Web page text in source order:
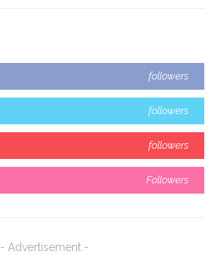
followers
followers
followers
Followers
- Advertisement -